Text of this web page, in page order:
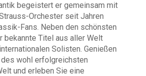
begeistert er gemeinsam mit
Orchester seit Jahren
Fans. Neben den schönsten
bekannte Titel aus aller Welt
Solisten. Genießen
wohl erfolgreichsten
und erleben Sie eine